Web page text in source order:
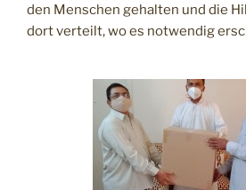
den Menschen gehalten und die
dort verteilt, wo es notwendig